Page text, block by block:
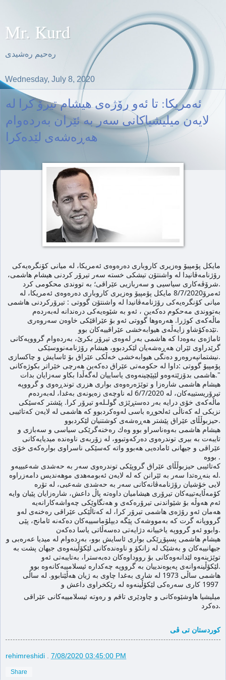
Mr. Kurd
ره‌حیم ره‌شیدی
Wednesday, July 8, 2020
ئه‌مریكا: تا ئه‌و رۆژه‌ی هیشام تیرۆ كرا له‌
لایه‌ن میلیشیاكانی سه‌ر به‌ ئێران به‌رده‌وام
هه‌ڕه‌شه‌ی لێده‌كرا
مایكل پۆمپیۆ وەزیری كاروباری دەرەوەی ئەمریکا، له‌ میانى کۆنگرەیەکی
رۆژنامەڤانیدا لە واشنتۆن تیشكى خسته‌ سه‌ر تیرۆر كردنی هیشام هاشمی،
شرۆڤەکاری سیاسیی و سەربازیی عێراقی؛ بە تووندی محكومى كرد.
ئه‌مرۆ8/7/2020 مایكل پۆمپیۆ وەزیری كاروباری دەرەوەی ئەمریکا، له‌
میانى کۆنگرەیەکی رۆژنامەڤانیدا لە واشنتۆن گووتى : تیرۆركردنى هاشمی
به‌تووندى مه‌حكوم ده‌كه‌ین ، ئەو بە شێوه‌یه‌كی درەندانە لەبەردەم
ماڵەكەی كوژرا. هه‌ره‌وها گووتى ئه‌و بۆ عێراقێكی خاوەن سەروەری
تێدەكۆشاو زایەڵەی هیوابەخشی عێراقییەكان بوو.
ئاماژه‌ى به‌وه‌دا كه‌ هاشمی بەر لەوه‌ی تیرۆر بكرێ، به‌رده‌وام گرووپەکانی
گرێدراوی ئێران هەڕەشەیان لێكردبوو، هیشام رۆژنامەنووسێکی
نیشتمانپەروەرو دەنگی هیوابه‌خشی خەڵکی عێراق بۆ ئاسایش و چاكسازی.
پۆمپیۆ گووتى :داوا له‌ حكومه‌تی عێراق ده‌كه‌ین هەرچی خێراتر بکوژەکانی
هاشمی بدۆزێتەوەو لێپێچینەوەی یاساییان لەگەڵدا بکاو سه‌زایان بدات."
هیشام هاشمی شاره‌زا و توێژه‌ره‌وه‌ی بواری هزری توندڕه‌وی و گرووپه‌
تیرۆریستییه‌كان، لە 6/7/2020 له‌ ناوچه‌ی زه‌یونه‌ی به‌غدا، له‌به‌رده‌م
ماڵه‌كه‌ی خۆی درایه‌ به‌ر ده‌ستڕێژی گولـله‌و تیرۆر كرا. پێشتر كه‌سێكى
نزیكى له‌ كه‌ناڵى ئه‌لحوڕه‌ باسى له‌وه‌كردبوو كه‌ هاشمى له‌ لایه‌ن کەتائیبی
حیزبوڵڵای عێراق پێشتر هەڕەشەی کوشتنیان لێكردبوو.
هیشام هاشمى به‌وه‌ناسراو بوو وه‌ك ره‌خنه‌گرێكى سیاسى و سه‌بازى و
تایبه‌ت به‌ بیرى توندره‌وى ده‌ركه‌وتبوو، له‌ زۆربه‌ى ناوه‌نده‌ میدیایه‌كانى
عێراقى و جیهانى ئاماده‌یى هه‌بوو واته‌ كه‌سێكى ناسراوى بواره‌كه‌ى خۆى
بووه‌ .
کەتائیبی حیزبوڵڵای عێراق گروپێكى توندره‌وى سەر بە حەشدی شەعبییەو
له‌ بنه‌ڕه‌تدا سه‌ر به‌ ئێرانن كه‌ له‌ لایه‌ن ئەبومەهدی موهەندیس دامەزراوە.
لایى خۆشیان رۆژنامەڤانەکانی سەر بە حەشدی شەعبی، له‌ تۆره‌
كۆمه‌ڵایه‌تییه‌كان تیرۆری هیشامیان داوه‌ته‌ پاڵ داعش، شاره‌زایان پێیان وایه‌
هه‌مان ئه‌و رۆژه‌ی هاشمى تیرۆر كرا، له‌ کەناڵێکی عێراقی رەخنەی لەو
گرووپانە گرت کە بەمووشەک پێگە دیپلۆماسییەکان دەکەنە ئامانج، پێی
وابوو ئەو گرووپە یاخییانە دژایه‌تی دەسەڵاتی یاسا دەکەن.
هیشام هاشمی پسپۆڕێکی بواری ئاسایش بوو، بەردەوام لە میدیا عەرەبی و
جیهانییەکان و بەشێک لە زانکۆ و ناوەندەکانی لێکۆڵینەوەی جیهان پشت بە
توێژینه‌وه‌ لێدانه‌وه‌كانی بۆ رووداوەکان دەبەسترا، بەتایبەتی ئەو
لێکۆڵینەوانەی پەیوەندییان بە گرووپە چەکدارە ئیسلامییەکانەوە بوو.
هاشمی ساڵی 1973 له‌ شاری به‌غدا چاوی به‌ ژیان هه‌ڵێنابوو. له‌ ساڵی
میلیشیا هاوشێوه‌كانی و چاودێری تاقم و ره‌وته‌ ئیسلامییه‌كانی عێراقی
ده‌كرد.
كوردستان تی ڤی
rehimreshidi 7/08/2020 03:45:00 PM
Share